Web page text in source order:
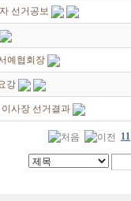
선거공보
예협회장
강
사장 선거결과
11